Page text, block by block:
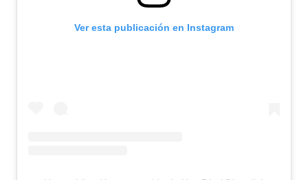
Ver esta publicación en Instagram